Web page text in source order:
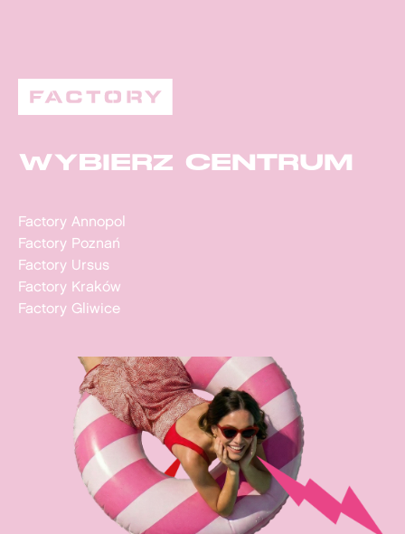
WYBIERZ CENTRUM
Factory Annopol
Factory Poznań
Factory Ursus
Factory Kraków
Factory Gliwice